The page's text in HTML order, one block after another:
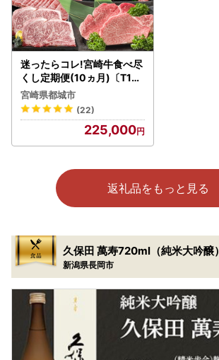
迷ったらコレ!宮崎牛食べ尽
くし定期便(10ヵ月)〔T120
（10）-0101〕_(都城市)A
5 5等級 牛肉 バラ 赤身 サー
ロインステーキ ヒレステー
キ ロース 焼き肉 しゃぶし
ゃぶ すき焼き スライス 切
宮崎県都城市
(22)
225,000
返礼品をもっと見る
久保田 萬寿720ml（純米大吟醸）
新潟県長岡市